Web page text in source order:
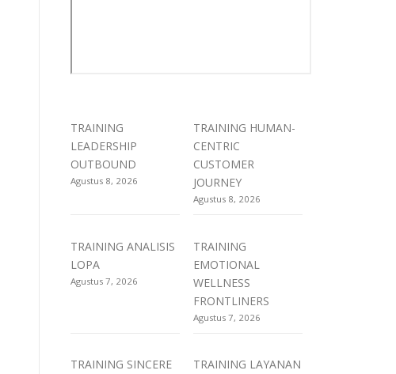
TRAINING
LEADERSHIP
OUTBOUND
Agustus 8, 2026
TRAINING HUMAN-
CENTRIC
CUSTOMER
JOURNEY
Agustus 8, 2026
TRAINING ANALISIS
LOPA
Agustus 7, 2026
TRAINING
EMOTIONAL
WELLNESS
FRONTLINERS
Agustus 7, 2026
TRAINING SINCERE
TRAINING LAYANAN